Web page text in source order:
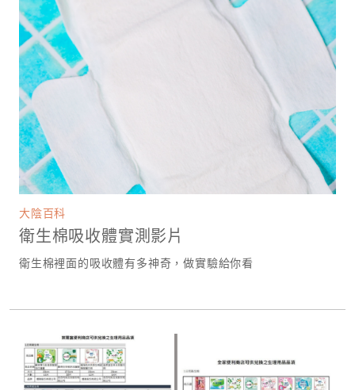
大陰百科
衛生棉吸收體實測影片
衛生棉裡面的吸收體有多神奇，做實驗給你看